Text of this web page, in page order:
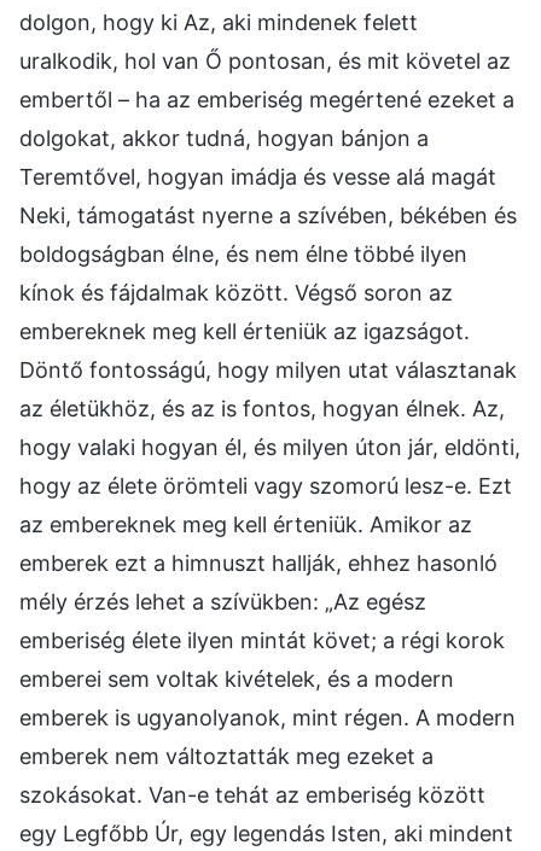
dolgon, hogy ki Az, aki mindenek felett
uralkodik, hol van Ő pontosan, és mit követel az
embertől – ha az emberiség megértené ezeket a
dolgokat, akkor tudná, hogyan bánjon a
Teremtővel, hogyan imádja és vesse alá magát
Neki, támogatást nyerne a szívében, békében és
boldogságban élne, és nem élne többé ilyen
kínok és fájdalmak között. Végső soron az
embereknek meg kell érteniük az igazságot.
Döntő fontosságú, hogy milyen utat választanak
az életükhöz, és az is fontos, hogyan élnek. Az,
hogy valaki hogyan él, és milyen úton jár, eldönti,
hogy az élete örömteli vagy szomorú lesz-e. Ezt
az embereknek meg kell érteniük. Amikor az
emberek ezt a himnuszt hallják, ehhez hasonló
mély érzés lehet a szívükben: „Az egész
emberiség élete ilyen mintát követ; a régi korok
emberei sem voltak kivételek, és a modern
emberek is ugyanolyanok, mint régen. A modern
emberek nem változtatták meg ezeket a
szokásokat. Van-e tehát az emberiség között
egy Legfőbb Úr, egy legendás Isten, aki mindent